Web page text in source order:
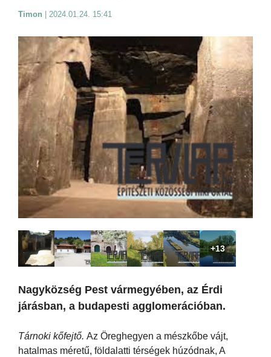
Timon 2024.01.24. 15:41
+13
Nagyközség Pest vármegyében, az Érdi
járásban, a budapesti agglomerációban.
Tárnoki kőfejtő. Az Öreghegyen a mészkőbe vájt,
hatalmas méretű, földalatti térségek húzódnak, A